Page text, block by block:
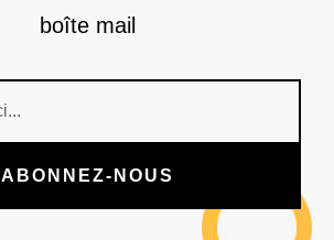
boîte mail
ABONNEZ-NOUS